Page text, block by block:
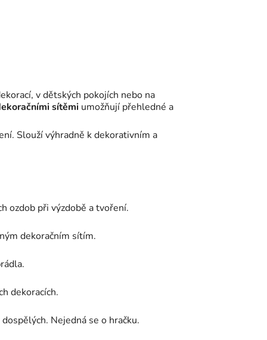
v dětských pokojích nebo na
sítěmi umožňují přehledné a
Slouží výhradně k dekorativním a
ozdob při výzdobě a tvoření.
dekoračním sítím.
dekoracích.
Nejedná se o hračku.